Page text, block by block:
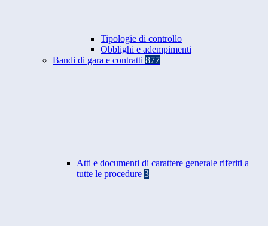
Tipologie di controllo
Obblighi e adempimenti
Bandi di gara e contratti 877
Atti e documenti di carattere generale riferiti a
tutte le procedure 3